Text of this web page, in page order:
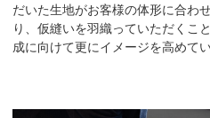
だいた生地がお客様の体形に合わ
り、仮縫いを羽織っていただくこ
成に向けて更にイメージを高めて